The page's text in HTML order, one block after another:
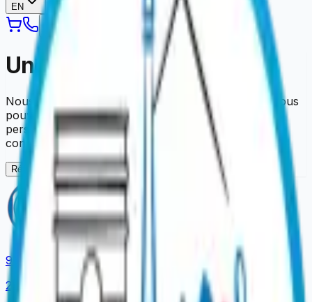
EN
Une erreur est survenue
Nous sommes désolés pour la gêne occasionnée. Vous
pouvez réessayer dans un instant. Si le problème
persiste, contactez-nous en précisant la page
concernée.
Réessayer
9.4/ 10
2,958